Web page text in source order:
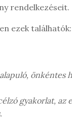
rendelkezéseit.
ezek találhatók:
önkéntes
gyakorlat, az